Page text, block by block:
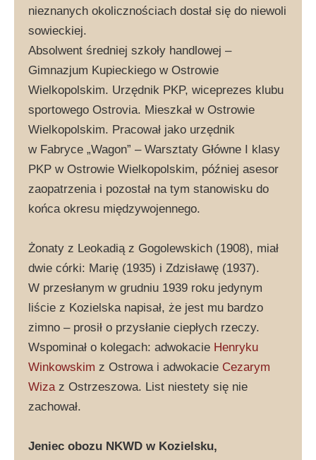
nieznanych okolicznościach dostał się do niewoli
sowieckiej.
Absolwent średniej szkoły handlowej –
Gimnazjum Kupieckiego w Ostrowie
Wielkopolskim. Urzędnik PKP, wiceprezes klubu
sportowego Ostrovia. Mieszkał w Ostrowie
Wielkopolskim. Pracował jako urzędnik
w Fabryce „Wagon” – Warsztaty Główne I klasy
PKP w Ostrowie Wielkopolskim, później asesor
zaopatrzenia i pozostał na tym stanowisku do
końca okresu międzywojennego.
Żonaty z Leokadią z Gogolewskich (1908), miał
dwie córki: Marię (1935) i Zdzisławę (1937).
W przesłanym w grudniu 1939 roku jedynym
liście z Kozielska napisał, że jest mu bardzo
zimno – prosił o przysłanie ciepłych rzeczy.
Wspominał o kolegach: adwokacie Henryku
Winkowskim z Ostrowa i adwokacie Cezarym
Wiza z Ostrzeszowa. List niestety się nie
zachował.
Jeniec obozu NKWD w Kozielsku,